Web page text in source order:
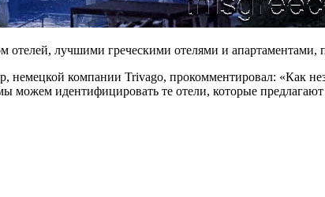
лучшими греческими отелями и апартаментами,
немецкой компании Trivago, прокомментировал: «Как
можем идентифицировать те отели, которые